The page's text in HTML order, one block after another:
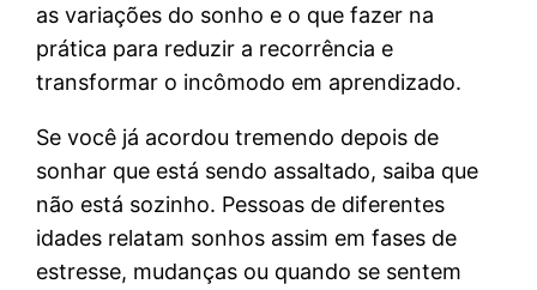
as variações do sonho e o que fazer na
prática para reduzir a recorrência e
transformar o incômodo em aprendizado.
Se você já acordou tremendo depois de
sonhar que está sendo assaltado, saiba que
não está sozinho. Pessoas de diferentes
idades relatam sonhos assim em fases de
estresse, mudanças ou quando se sentem